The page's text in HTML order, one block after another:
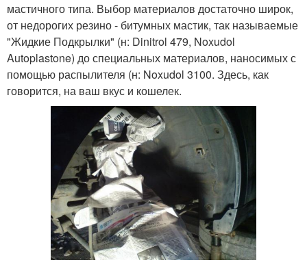
мастичного типа. Выбор материалов достаточно широк,
от недорогих резино - битумных мастик, так называемые
"Жидкие Подкрылки" (н: Dinitrol 479, Noxudol
Autoplastone) до специальных материалов, наносимых с
помощью распылителя (н: Noxudol 3100. Здесь, как
говорится, на ваш вкус и кошелек.